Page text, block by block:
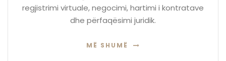
regjistrimi virtuale, negocimi, hartimi i kontratave
dhe përfaqësimi juridik.
MË SHUMË